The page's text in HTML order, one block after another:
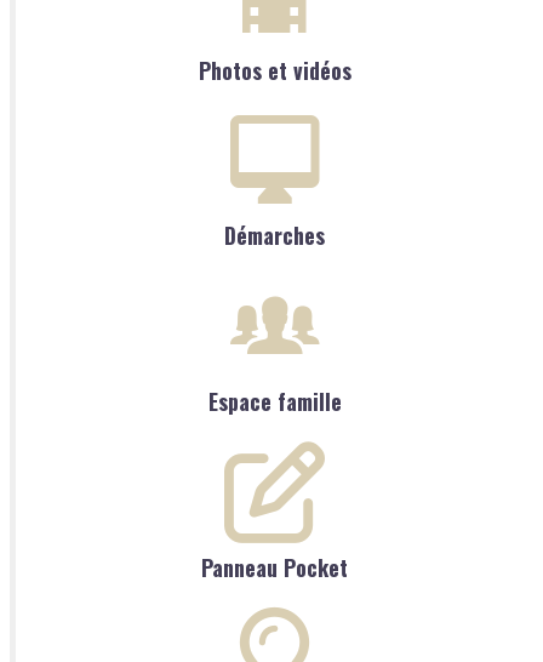
Photos et vidéos
Démarches
Espace famille
Panneau Pocket